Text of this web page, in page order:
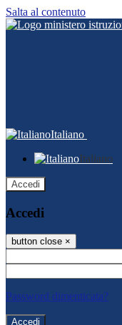
Salta al contenuto
Italiano
Italiano
Accedi
Accedi
button close ×
Password dimenticata?